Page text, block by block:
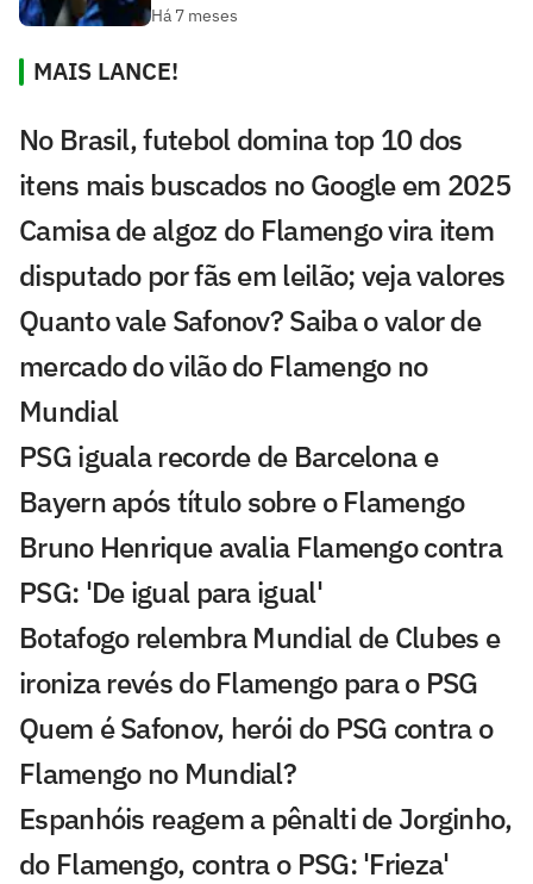
Há 7 meses
MAIS LANCE!
No Brasil, futebol domina top 10 dos
itens mais buscados no Google em 2025
Camisa de algoz do Flamengo vira item
disputado por fãs em leilão; veja valores
Quanto vale Safonov? Saiba o valor de
mercado do vilão do Flamengo no
Mundial
PSG iguala recorde de Barcelona e
Bayern após título sobre o Flamengo
Bruno Henrique avalia Flamengo contra
PSG: 'De igual para igual'
Botafogo relembra Mundial de Clubes e
ironiza revés do Flamengo para o PSG
Quem é Safonov, herói do PSG contra o
Flamengo no Mundial?
Espanhóis reagem a pênalti de Jorginho,
do Flamengo, contra o PSG: 'Frieza'